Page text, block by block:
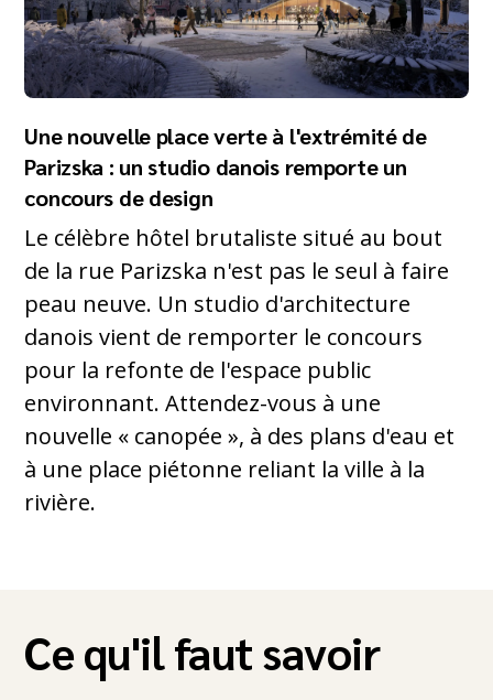
Une nouvelle place verte à l'extrémité de
Parizska : un studio danois remporte un
concours de design
Le célèbre hôtel brutaliste situé au bout
de la rue Parizska n'est pas le seul à faire
peau neuve. Un studio d'architecture
danois vient de remporter le concours
pour la refonte de l'espace public
environnant. Attendez-vous à une
nouvelle « canopée », à des plans d'eau et
à une place piétonne reliant la ville à la
rivière.
Ce qu'il faut savoir